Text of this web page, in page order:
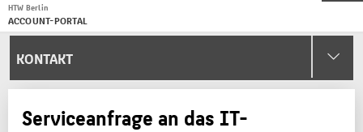
HTW Berlin
ACCOUNT-PORTAL
Menu
KONTAKT
Serviceanfrage an das IT-
STARTSEITE
BELIEBTE SEITEN